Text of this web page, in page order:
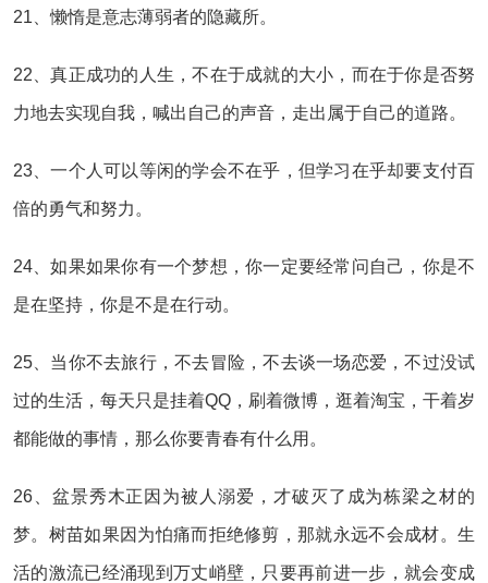
21、懒惰是意志薄弱者的隐藏所。
22、真正成功的人生，不在于成就的大小，而在于你是否努
力地去实现自我，喊出自己的声音，走出属于自己的道路。
23、一个人可以等闲的学会不在乎，但学习在乎却要支付百
倍的勇气和努力。
24、如果如果你有一个梦想，你一定要经常问自己，你是不
是在坚持，你是不是在行动。
25、当你不去旅行，不去冒险，不去谈一场恋爱，不过没试
过的生活，每天只是挂着QQ，刷着微博，逛着淘宝，干着岁
都能做的事情，那么你要青春有什么用。
26、盆景秀木正因为被人溺爱，才破灭了成为栋梁之材的
梦。树苗如果因为怕痛而拒绝修剪，那就永远不会成材。生
活的激流已经涌现到万丈峭壁，只要再前进一步，就会变成